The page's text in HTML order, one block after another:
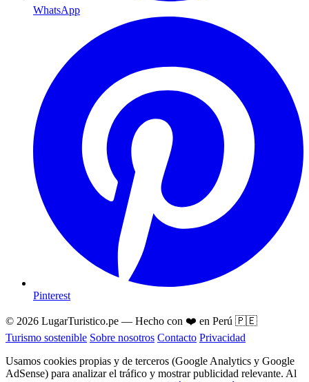
WhatsApp
Pinterest
© 2026 LugarTuristico.pe — Hecho con ❤️ en Perú 🇵🇪
Turismo sostenible Sobre nosotros Contacto Privacidad
Usamos cookies propias y de terceros (Google Analytics y Google
AdSense) para analizar el tráfico y mostrar publicidad relevante. Al